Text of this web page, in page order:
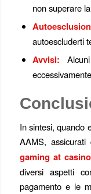
non superare
autoescluderti
Avvisi:
In sintesi, quando
AAMS,
gaming at
diversi aspetti
pagamento e le